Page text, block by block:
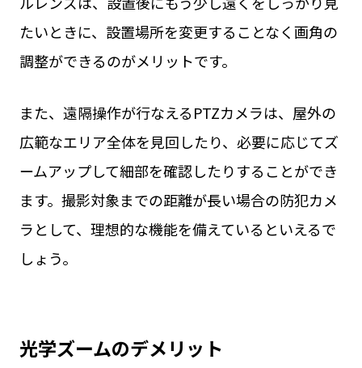
たいときに、設置場所を変更することなく画角の
調整ができるのがメリットです。
また、遠隔操作が行なえるPTZカメラは、屋外の
広範なエリア全体を見回したり、必要に応じてズ
ームアップして細部を確認したりすることができ
ます。撮影対象までの距離が長い場合の防犯カメ
ラとして、理想的な機能を備えているといえるで
しょう。
光学ズームのデメリット